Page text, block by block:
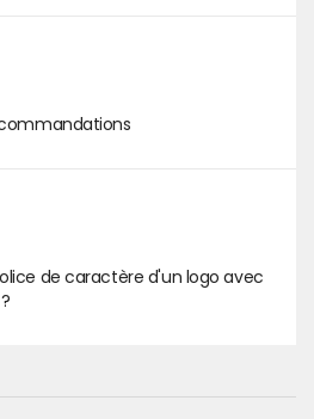
de caractère d'un logo avec